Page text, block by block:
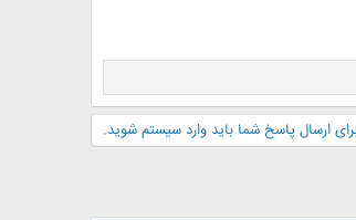
ارسال پاسخ شما باید وارد سیستم شوید.